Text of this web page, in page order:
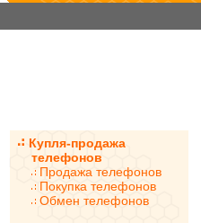
Купля-продажа
телефонов
Продажа телефонов
Покупка телефонов
Обмен телефонов